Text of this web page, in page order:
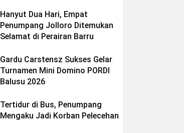
Hanyut Dua Hari, Empat
Penumpang Jolloro Ditemukan
Selamat di Perairan Barru
Gardu Carstensz Sukses Gelar
Turnamen Mini Domino PORDI
Balusu 2026
Tertidur di Bus, Penumpang
Mengaku Jadi Korban Pelecehan